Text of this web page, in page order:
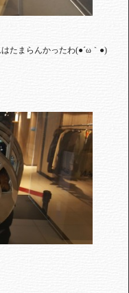
たまらんかったわ(●´ω｀●)